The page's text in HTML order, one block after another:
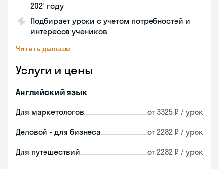
2021 году
Подбирает уроки с учетом потребностей и
интересов учеников
Читать дальше
Услуги и цены
Английский язык
Для маркетологов от 3325 ₽ / урок
Деловой - для бизнеса от 2282 ₽ / урок
Для путешествий от 2282 ₽ / урок